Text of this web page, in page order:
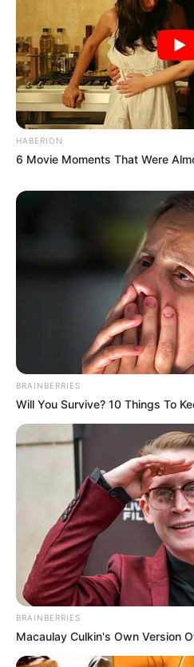
HABERION
6 Movie Moments That Were
BRAINBERRIES
Will You Survive? 10 Things To
BRAINBERRIES
Macaulay Culkin's Own Version